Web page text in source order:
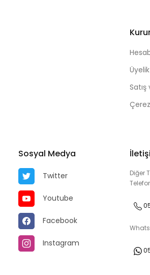
Sosyal Medya
Twitter
Youtube
Facebook
Instagram
Diğer